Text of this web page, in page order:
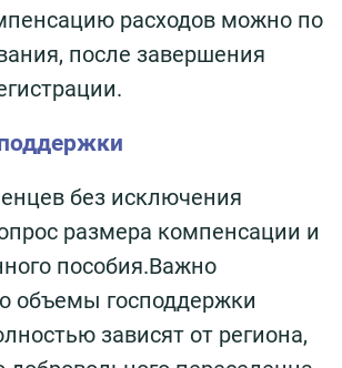
расходов можно по
после завершения
без исключения
размера компенсации и
пособия.Важно
объемы господдержки
зависят от региона,